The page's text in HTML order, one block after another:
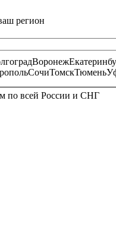
регион
Воронеж
СочиТомскТюмень
по всей России и СНГ